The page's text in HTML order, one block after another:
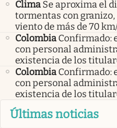
Clima Se aproxima el
tormentas con
viento de más de 70
Colombia Confirmado:
con personal
existencia de los
Colombia Confirmado:
con personal
existencia de los
Últimas noticias